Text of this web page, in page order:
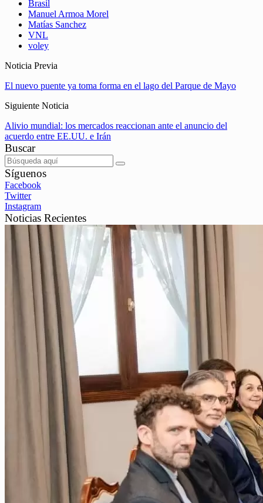
Brasil
Manuel Armoa Morel
Matías Sanchez
VNL
voley
Noticia Previa
El nuevo puente ya toma forma en el lago del Parque de Mayo
Siguiente Noticia
Alivio mundial: los mercados reaccionan ante el anuncio del
acuerdo entre EE.UU. e Irán
Buscar
Síguenos
Facebook
Twitter
Instagram
Noticias Recientes